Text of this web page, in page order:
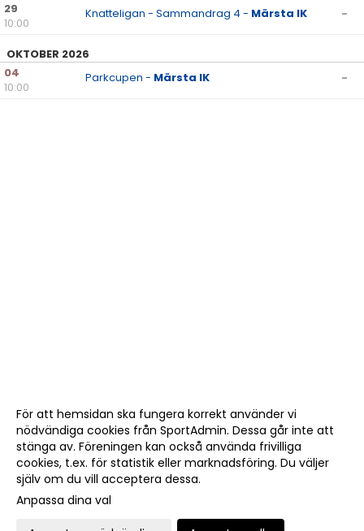
29
10:00
Knatteligan - Sammandrag 4 - Märsta IK -
OKTOBER 2026
04
10:00
Parkcupen - Märsta IK -
För att hemsidan ska fungera korrekt använder vi
nödvändiga cookies från SportAdmin. Dessa går inte att
stänga av. Föreningen kan också använda frivilliga
cookies, t.ex. för statistik eller marknadsföring. Du väljer
själv om du vill acceptera dessa.
Anpassa dina val